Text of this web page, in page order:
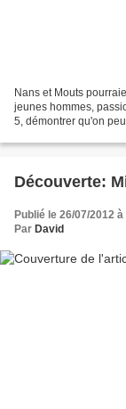
Nans et Mouts
jeunes hommes,
5, démontrer qu'on
Découverte:
Publié le 26/07/2012
Par David